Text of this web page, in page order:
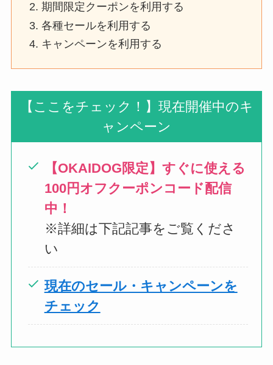
期間限定クーポンを利用する
各種セールを利用する
キャンペーンを利用する
【ここをチェック！】現在開催中のキ
ャンペーン
【OKAIDOG限定】すぐに使える
100円オフクーポンコード配信
中！
※詳細は下記記事をご覧くださ
い
現在のセール・キャンペーンを
チェック